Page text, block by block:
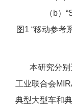
（b）
图1 “移动参考
本研究分别
工业联合会
典型大型车和